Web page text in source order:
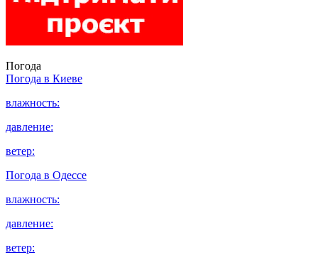
Погода
Погода в Киеве
влажность:
давление:
ветер:
Погода в Одессе
влажность:
давление:
ветер: